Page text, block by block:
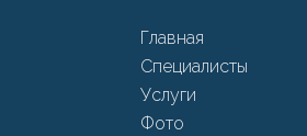
Главная
Специалисты
Услуги
Фото